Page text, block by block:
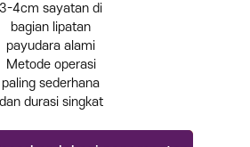
3-4cm sayatan di
bagian lipatan
payudara alami
Metode operasi
paling sederhana
dan durasi singkat